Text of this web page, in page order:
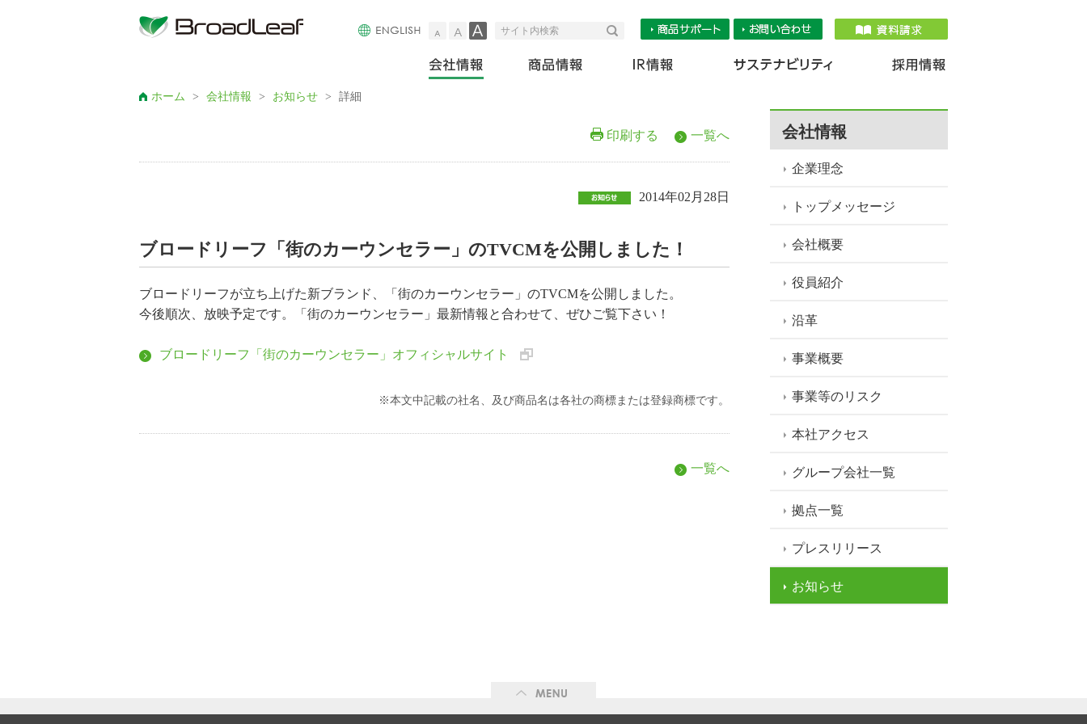
小 大
サイト内検索 検索
ホーム
> 会社情報 > お知らせ > 詳細
印刷する 一覧へ
2014年02月28日
ブロードリーフ「街のカーウンセラー」のTVCMを公開しました！
ブロードリーフが立ち上げた新ブランド、「街のカーウンセラー」のTVCMを公開しました。
今後順次、放映予定です。「街のカーウンセラー」最新情報と合わせて、ぜひご覧下さい！
ブロードリーフ「街のカーウンセラー」オフィシャルサイト
※本文中記載の社名、及び商品名は各社の商標または登録商標です。
一覧へ
会社情報
企業理念
トップメッセージ
会社概要
役員紹介
沿革
事業概要
事業等のリスク
本社アクセス
グループ会社一覧
拠点一覧
プレスリリース
お知らせ